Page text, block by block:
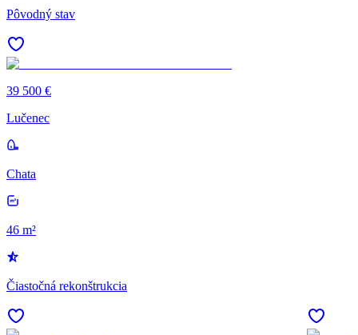
Pôvodný stav
39 500 €
Lučenec
Chata
46 m²
Čiastočná rekonštrukcia